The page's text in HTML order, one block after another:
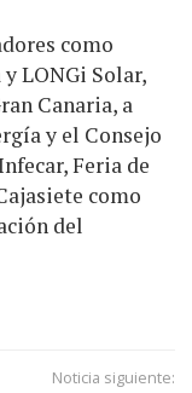
como
LONGi Solar,
Canaria, a
y el Consejo
Feria de
como
del
Noticia siguiente: